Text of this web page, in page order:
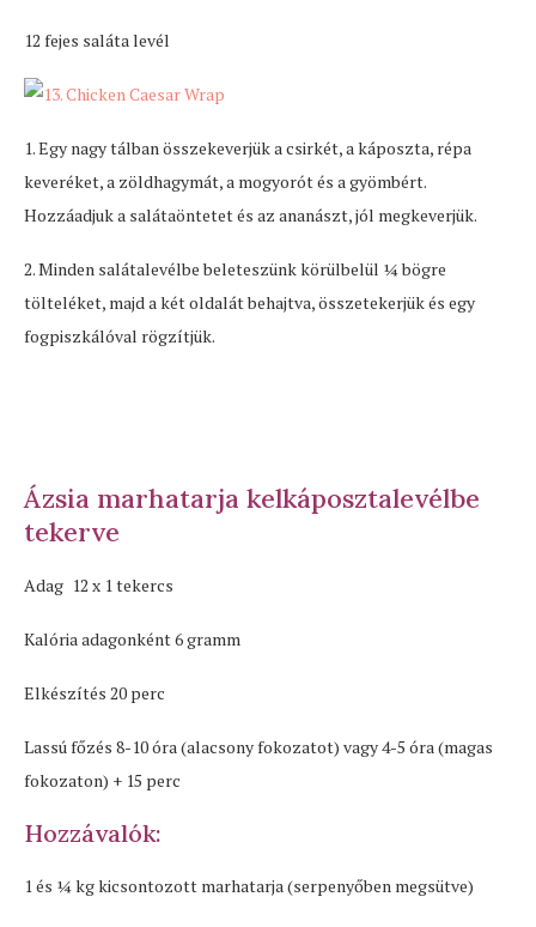
12 fejes saláta levél
1. Egy nagy tálban összekeverjük a csirkét, a káposzta, répa
keveréket, a zöldhagymát, a mogyorót és a gyömbért.
Hozzáadjuk a salátaöntetet és az ananászt, jól megkeverjük.
2. Minden salátalevélbe beleteszünk körülbelül ¼ bögre
tölteléket, majd a két oldalát behajtva, összetekerjük és egy
fogpiszkálóval rögzítjük.
Ázsia marhatarja kelkáposztalevélbe
tekerve
Adag 12 x 1 tekercs
Kalória adagonként 6 gramm
Elkészítés 20 perc
Lassú főzés 8-10 óra (alacsony fokozatot) vagy 4-5 óra (magas
fokozaton) + 15 perc
Hozzávalók:
1 és ¼ kg kicsontozott marhatarja (serpenyőben megsütve)